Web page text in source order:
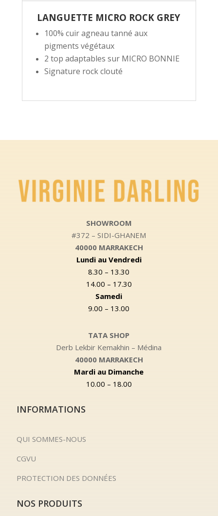
LANGUETTE MICRO ROCK GREY
100% cuir agneau tanné aux
pigments végétaux
2 top adaptables sur MICRO BONNIE
Signature rock clouté
SHOWROOM
#372 – SIDI-GHANEM
40000 MARRAKECH
Lundi au Vendredi
8.30 – 13.30
14.00 – 17.30
Samedi
9.00 – 13.00
TATA SHOP
Derb Lekbir Kemakhin – Médina
40000 MARRAKECH
Mardi au Dimanche
10.00 – 18.00
INFORMATIONS
QUI SOMMES-NOUS
CGVU
PROTECTION DES DONNÉES
NOS PRODUITS